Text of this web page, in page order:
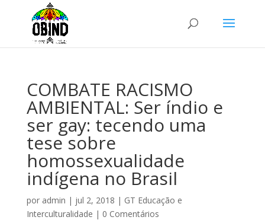
COMBATE RACISMO
AMBIENTAL: Ser índio e
ser gay: tecendo uma
tese sobre
homossexualidade
indígena no Brasil
por admin | jul 2, 2018 | GT Educação e
Interculturalidade | 0 Comentários